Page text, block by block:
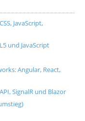
JavaScript,
und JavaScript
Angular, React,
SignalR und Blazor